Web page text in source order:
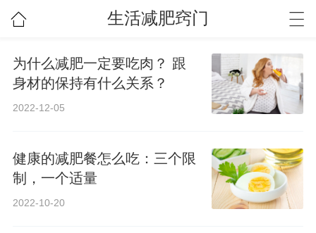
生活减肥窍门
为什么减肥一定要吃肉？ 跟
身材的保持有什么关系？
2022-12-05
健康的减肥餐怎么吃：三个限
制，一个适量
2022-10-20